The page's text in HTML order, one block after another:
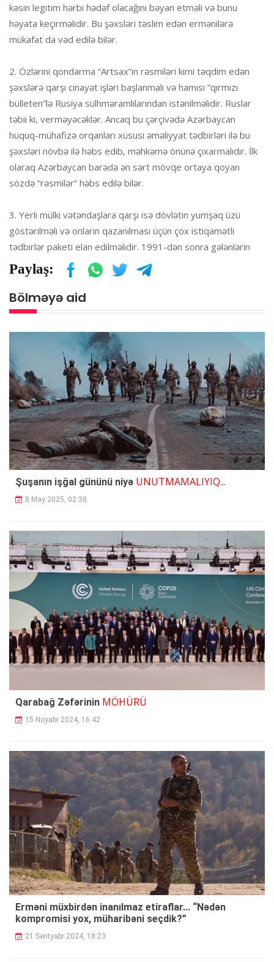
kəsin legitim hərbi hədəf olacağını bəyan etməli və bunu
həyata keçirməlidir. Bu şəxsləri təslim edən ermənilərə
mükafat da vəd edilə bilər.
2. Özlərini qondarma “Artsax”ın rəsmiləri kimi təqdim edən
şəxslərə qarşı cinayət işləri başlanmalı və hamısı “qırmızı
bülleten”lə Rusiya sülhməramlılarından istənilməlidir. Ruslar
təbii ki, verməyəcəklər. Ancaq bu çərçivədə Azərbaycan
hüquq-mühafizə orqanları xüsusi əməliyyat tədbirləri ilə bu
şəxsləri növbə ilə həbs edib, məhkəmə önünə çıxarmalıdır. İlk
olaraq Azərbaycan barədə ən sərt mövqe ortaya qoyan
sözdə “rəsmilər” həbs edilə bilər.
3. Yerli mülki vətəndaşlara qarşı isə dövlətin yumşaq üzü
göstərilməli və onlarin qazanılması üçün çox istiqamətli
tədbirlər paketi elan edilməlidir. 1991-dən sonra gələnlərin
Paylaş:
Bölməyə aid
Şuşanın işğal gününü niyə UNUTMAMALIYIQ...
8 May 2025, 02:38
Qarabağ Zəfərinin MÖHÜRÜ
15 Noyabr 2024, 16:42
Erməni müxbirdən inanılmaz etiraflar... “Nədən
kompromisi yox, müharibəni seçdik?”
21 Sentyabr 2024, 18:23